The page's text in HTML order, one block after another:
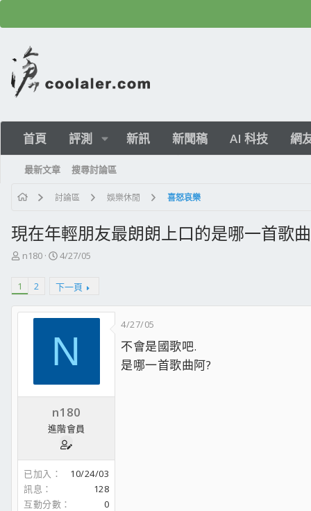
首頁 評測 新訊 新聞稿 AI 科技 網
最新文章 搜尋討論區
討論區 娛樂休閒 喜怒哀樂
現在年輕朋友最朗朗上口的是哪一首歌曲
主
起
人
n180
開
日
4/27/05
1 2 下一頁
N
n180
進階會員
已加入
10/24/03
訊息
128
互動分數
0
4/27/05
不會是國歌吧.
是哪一首歌曲阿?